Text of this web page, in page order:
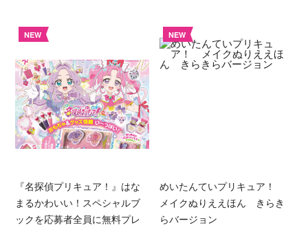
NEW
『名探偵プリキュア！』はな
まるかわいい！スペシャルブ
ックを応募者全員に無料プレ
NEW
めいたんていプリキュア！
メイクぬりええほん きらき
らバージョン